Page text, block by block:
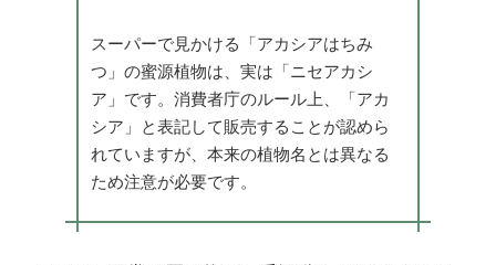
スーパーで見かける「アカシアはちみ
つ」の蜜源植物は、実は「ニセアカシ
ア」です。消費者庁のルール上、「アカ
シア」と表記して販売することが認めら
れていますが、本来の植物名とは異なる
ため注意が必要です。